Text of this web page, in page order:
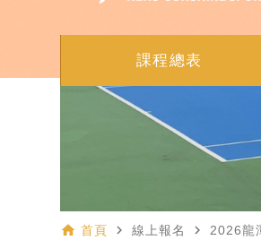
課程總表
home 首頁 navigate_next 線上報名 navigate_next 2026龍